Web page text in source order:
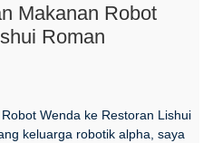
Makanan Robot
Roman
Wenda ke Restoran Lishui
keluarga robotik alpha, saya